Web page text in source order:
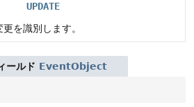
UPDATE
を識別します。
ールド EventObject